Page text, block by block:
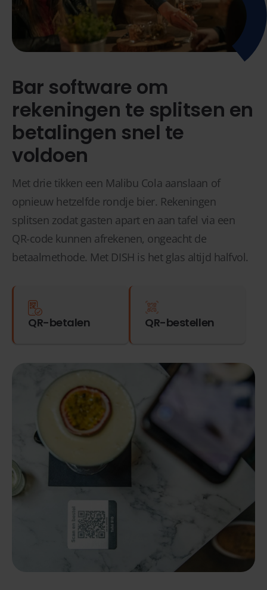
Bar software om
rekeningen te splitsen en
betalingen snel te
voldoen
Met drie tikken een Malibu Cola aanslaan of
opnieuw hetzelfde rondje bier. Rekeningen
splitsen zodat gasten apart en aan tafel via een
QR-code kunnen afrekenen, ongeacht de
betaalmethode. Met DISH is het glas altijd halfvol.
QR-betalen QR-bestellen